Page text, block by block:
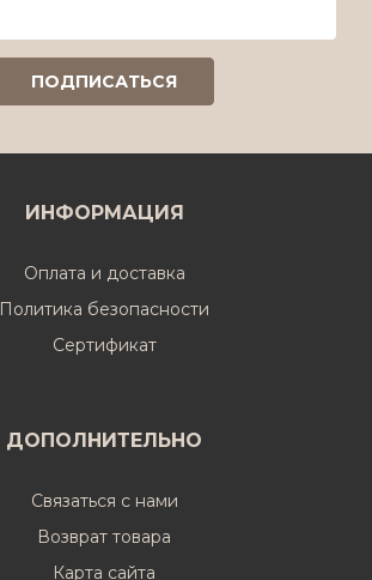
ИНФОРМАЦИЯ
Оплата и доставка
Политика безопасности
Cертификат
ДОПОЛНИТЕЛЬНО
Связаться с нами
Возврат товара
Карта сайта